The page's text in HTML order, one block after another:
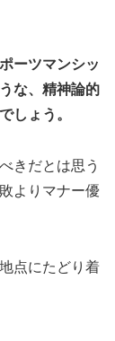
ーツマンシッ
な、精神論的
しょう。
きだとは思う
よりマナー優
点にたどり着